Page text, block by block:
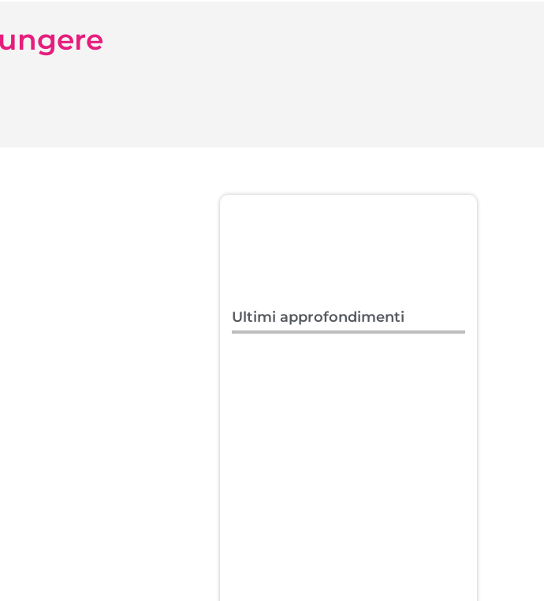
Ultimi approfondimenti